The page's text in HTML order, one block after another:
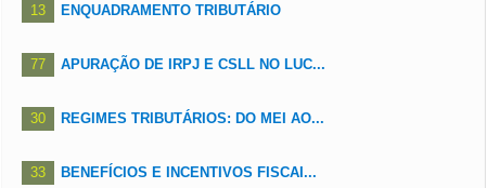
13 ENQUADRAMENTO TRIBUTÁRIO
77 APURAÇÃO DE IRPJ E CSLL NO LUC...
30 REGIMES TRIBUTÁRIOS: DO MEI AO...
33 BENEFÍCIOS E INCENTIVOS FISCAI...